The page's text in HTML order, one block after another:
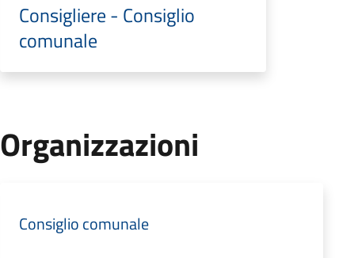
Consigliere - Consiglio
comunale
Organizzazioni
Consiglio comunale